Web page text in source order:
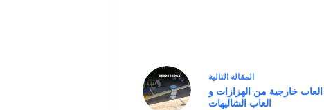
المقالة التالية
العاب خارجية من الهزازات و
العاب الشاليهات